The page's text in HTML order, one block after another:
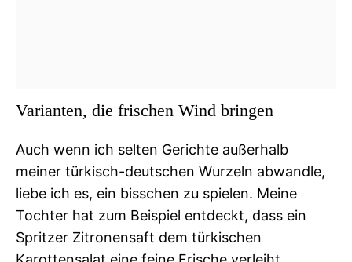
Varianten, die frischen Wind bringen
Auch wenn ich selten Gerichte außerhalb
meiner türkisch-deutschen Wurzeln abwandle,
liebe ich es, ein bisschen zu spielen. Meine
Tochter hat zum Beispiel entdeckt, dass ein
Spritzer Zitronensaft dem türkischen